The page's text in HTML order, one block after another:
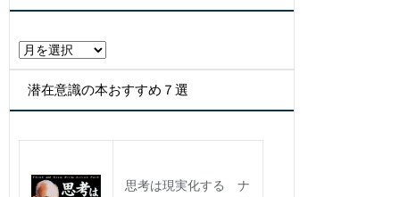
リ
ア
ー
カ
イ
潜在意識の本おすすめ７選
思考は現実化する ナ